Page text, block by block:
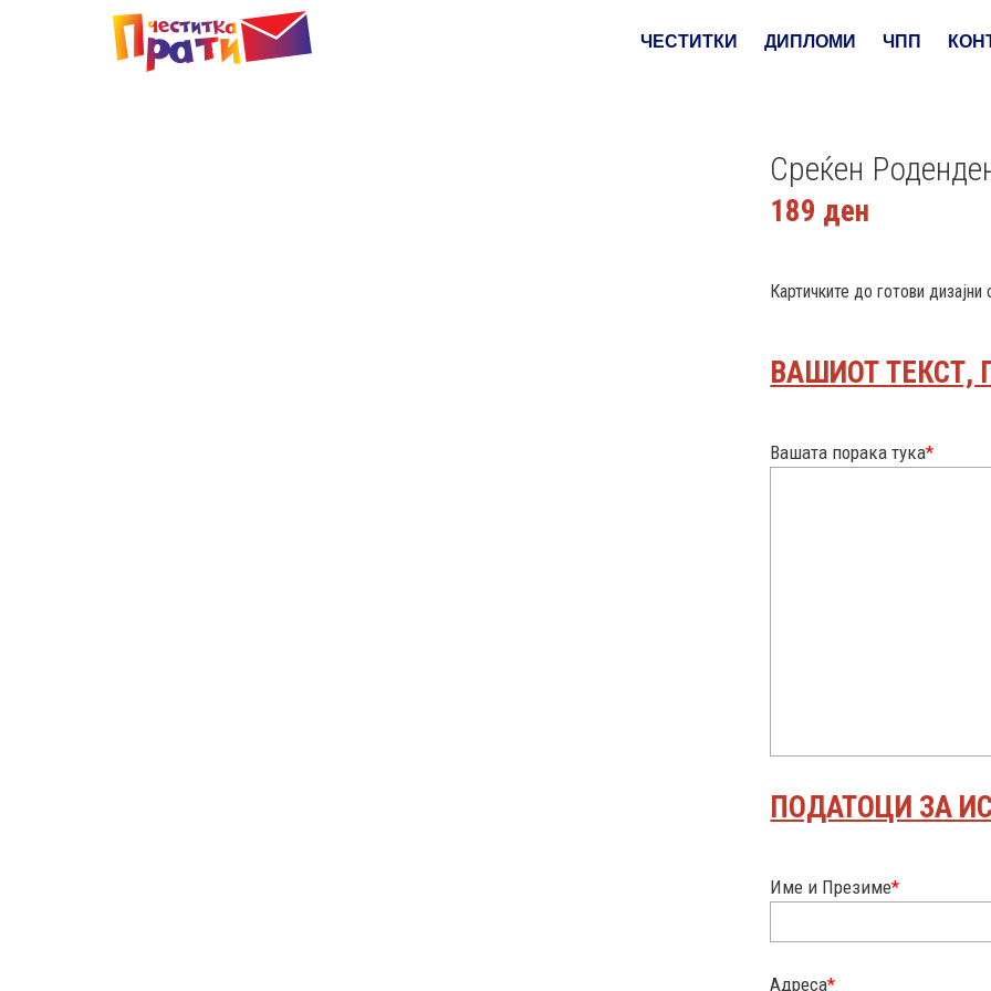
ЧЕСТИТКИ ДИПЛОМИ ЧПП
Среќен
189 ден
Картичките до готови
ВАШИОТ ТЕКСТ,
Вашата порака тука*
ПОДАТОЦИ ЗА
Име и Презиме*
Адреса*